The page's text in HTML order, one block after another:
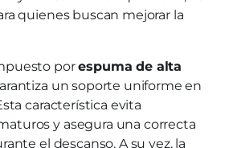
quienes buscan mejorar la
porespuma de alta
un soporte uniforme en
característica evita
y asegura una correcta
el descanso. A su vez, la